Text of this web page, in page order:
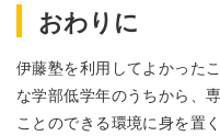
おわりに
伊藤塾を利用してよかった
な学部低学年のうちから、
ことのできる環境に身を置